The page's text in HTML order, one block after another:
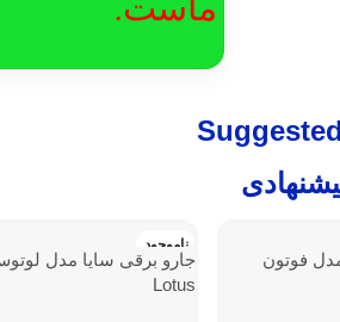
فوتون
ناموجود
جارو برقی سایا مدل
Lotus